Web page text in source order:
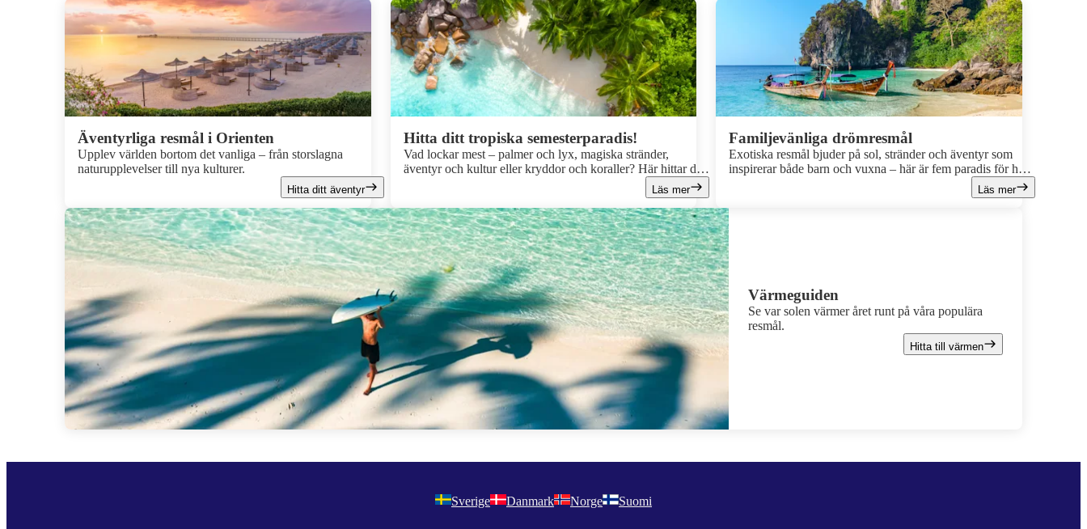
Äventyrliga resmål i Orienten
Upplev världen bortom det vanliga – från storslagna
naturupplevelser till nya kulturer.
Hitta ditt äventyr
Hitta ditt tropiska semesterparadis!
Vad lockar mest – palmer och lyx, magiska stränder,
äventyr och kultur eller kryddor och koraller? Här hittar du
Läs mer
Familjevänliga drömresmål
Exotiska resmål bjuder på sol, stränder och äventyr som
inspirerar både barn och vuxna – här är fem paradis för hela
Läs mer
Värmeguiden
Se var solen värmer året runt på våra populära
resmål.
Hitta till värmen
Sverige Danmark Norge Suomi